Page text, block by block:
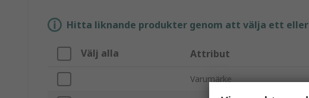
Hitta liknande produkter genom att välja ett
Välj alla Attribut
Varumärke